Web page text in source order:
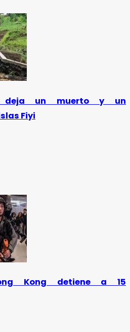
deja un muerto y un
Fiyi
Kong detiene a 15